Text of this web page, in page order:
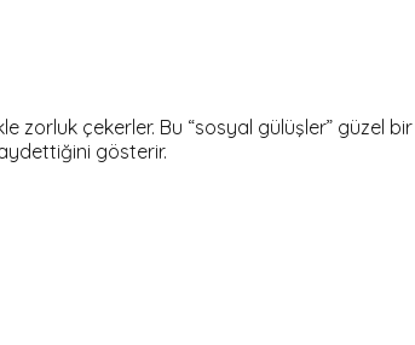
çekerler. Bu “sosyal gülüşler” güzel
gösterir.